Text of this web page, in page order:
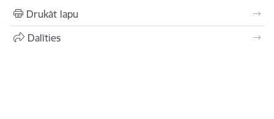
Drukāt lapu
Dalīties